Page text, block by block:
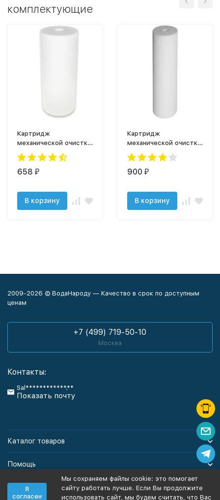
комплектующие
Картридж
механической очистки
ЭФГ 112/250-5
658 ₽
В корзину
Картридж
механической очистки
ЭФГ 112/508-5
900 ₽
В корзину
2009-2026 © ВодаНароду — Качество в срок по доступным
ценам
+7 (499) 719-50-10
Москва
Контакты:
Sal************.**
Показать почту
Каталог товаров
Помощь
Информация
Я
согласен
Мы сохраняем файлы cookie: это помогает
сайту работать лучше. Если Вы продолжите
использовать сайт, мы будем считать, что Вас